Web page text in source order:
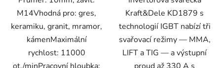
M14Vhodná pro: gres,
keramiku, granit, mramor,
kámenMaximální
rychlost: 11000
ot./minPracovní hloubka:
Kraft&Dele KD1879 s
technologií IGBT nabízí tři
svařovací režimy — MMA,
LIFT a TIG — a výstupní
proud až 330 A s